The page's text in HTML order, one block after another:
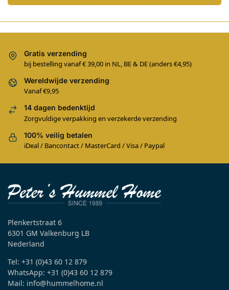
Gratis verzending
bij bestelling vanaf € 39,00 in NL, BE & DE (anders €4,95)
Wereldwijde verzending
Vanaf €9,95
14 dagen bedenktijd
Zorgvuldige verpakking en verzekerde verzending
100% veilig betalen
iDeal / Bancontact / MasterCard / Visa / Paypal
Plenkertstraat 6
6301 GM Valkenburg LB
Nederland
Tel: +31 (0)43 60 12 879
WhatsApp: +31 (0)43 60 12 879
Mail: info@hummelhome.nl